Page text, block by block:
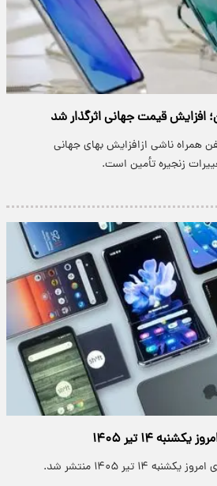
افزایش قیمت جهانی اثرگذار شد
همراه ناشی ازافزایش بهای جهانی
زنجیره تأمین است.
۱۴ تیر ۱۴۰۵
تیر ۱۴۰۵ منتشر شد.